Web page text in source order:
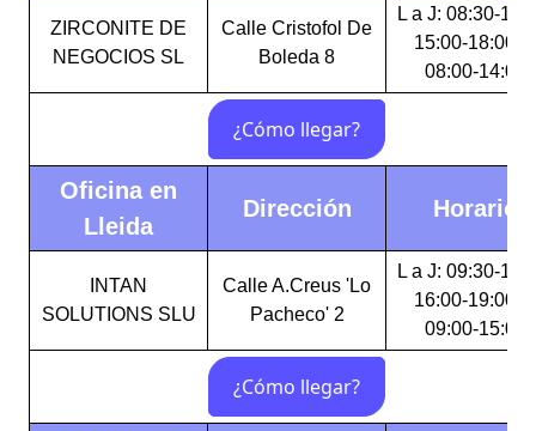
ZIRCONITE DE
NEGOCIOS SL
Calle Cristofol De
Boleda 8
L a J: 08:30-
15:00-18:00 V:
08:00-14:00
Oficina en
Lleida
Dirección Horario
INTAN
SOLUTIONS SLU
Calle A.Creus 'Lo
Pacheco' 2
L a J: 09:30-
16:00-19:00 V:
09:00-15:00